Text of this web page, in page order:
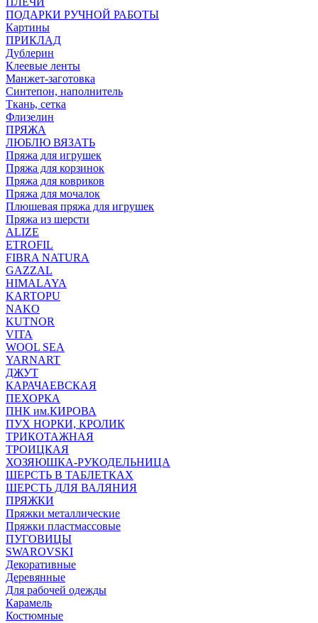
ПОДАРКИ РУЧНОЙ РАБОТЫ
Картины
ПРИКЛАД
Дублерин
Клеевые ленты
Манжет-заготовка
Синтепон, наполнитель
Ткань, сетка
Флизелин
ПРЯЖА
ЛЮБЛЮ ВЯЗАТЬ
Пряжа для игрушек
Пряжа для корзинок
Пряжа для ковриков
Пряжа для мочалок
Плюшевая пряжа для игрушек
Пряжа из шерсти
ALIZE
ETROFIL
FIBRA NATURA
GAZZAL
HIMALAYA
KARTOPU
NAKO
KUTNOR
VITA
WOOL SEA
YARNART
ДЖУТ
КАРАЧАЕВСКАЯ
ПЕХОРКА
ПНК им.КИРОВА
ПУХ НОРКИ, КРОЛИК
ТРИКОТАЖНАЯ
ТРОИЦКАЯ
ХОЗЯЮШКА-РУКОДЕЛЬНИЦА
ШЕРСТЬ В ТАБЛЕТКАХ
ШЕРСТЬ ДЛЯ ВАЛЯНИЯ
ПРЯЖКИ
Пряжки металлические
Пряжки пластмассовые
ПУГОВИЦЫ
SWAROVSKI
Декоративные
Деревянные
Для рабочей одежды
Карамель
Костюмные